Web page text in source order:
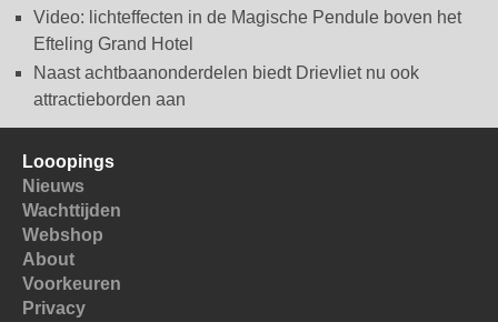
Video: lichteffecten in de Magische Pendule boven het
Efteling Grand Hotel
Naast achtbaanonderdelen biedt Drievliet nu ook
attractieborden aan
Looopings
Nieuws
Wachttijden
Webshop
About
Voorkeuren
Privacy